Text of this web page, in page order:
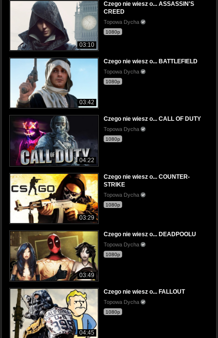
03:10
Czego nie wiesz o... ASSASSIN'S
CREED
Topowa Dycha
1080p
03:42
Czego nie wiesz o... BATTLEFIELD
Topowa Dycha
1080p
04:22
Czego nie wiesz o... CALL OF DUTY
Topowa Dycha
1080p
03:29
Czego nie wiesz o... COUNTER-
STRIKE
Topowa Dycha
1080p
03:49
Czego nie wiesz o... DEADPOOLU
Topowa Dycha
1080p
04:45
Czego nie wiesz o... FALLOUT
Topowa Dycha
1080p